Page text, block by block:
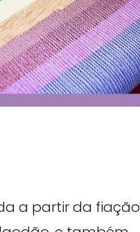
a partir da fiação